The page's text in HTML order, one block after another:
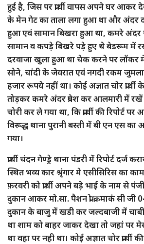
हुई है, जिस पर प्रार्थी वापस अपने घर आकर
के मेन गेट का ताला लगा हुआ था और अंदर
हुआ एवं सामान बिखरा हुआ था, कमरे अंदर
सामान व कपड़े बिखरे पड़े हुए थे बेडरूम में
दरवाजा खुला हुआ था चेक करने पर लॉकर में
सोने, चांदी के जेवरात एवं नगदी रकम
हजार रूपये नहीं था। कोई अज्ञात चोर
तोड़कर कमरे अंदर प्रवेश कर आलमारी में
चोरी कर ले गया था, कि प्रार्थी की रिपोर्ट
विरूद्ध थाना पुरानी बस्ती में बी एन एस का
गया।
प्रार्थी चंदन गेण्ड्रे थाना पंडरी में रिपोर्ट दर्ज
स्थित भव्य कार श्रृंगार मे एसीसिरिस का
फ़रवरी को प्रार्थी अपने बड़े भाई के नाम से
दुकान आकर मो.सा. पैशन प्रो क्रमाकं सी जी
दुकान के बाजु में खडी कर जल्दबाजी में
था शाम को बाहर जाकर देखा तो जहां पर
था वहा पर नही था। कोई अज्ञात चोर प्रार्थी